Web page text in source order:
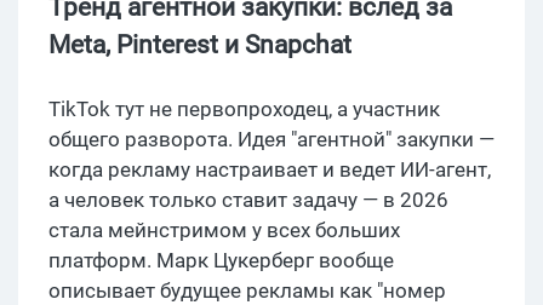
Тренд агентной закупки: вслед за
Meta, Pinterest и Snapchat
TikTok тут не первопроходец, а участник
общего разворота. Идея "агентной" закупки —
когда рекламу настраивает и ведет ИИ-агент,
а человек только ставит задачу — в 2026
стала мейнстримом у всех больших
платформ. Марк Цукерберг вообще
описывает будущее рекламы как "номер